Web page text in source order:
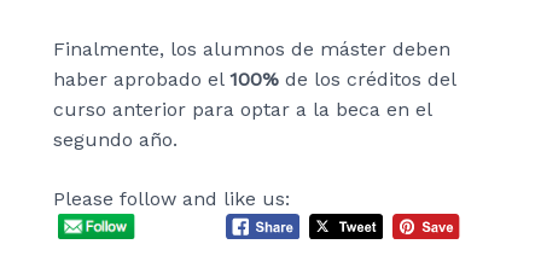
Finalmente, los alumnos de máster deben
haber aprobado el 100% de los créditos del
curso anterior para optar a la beca en el
segundo año.
Please follow and like us: